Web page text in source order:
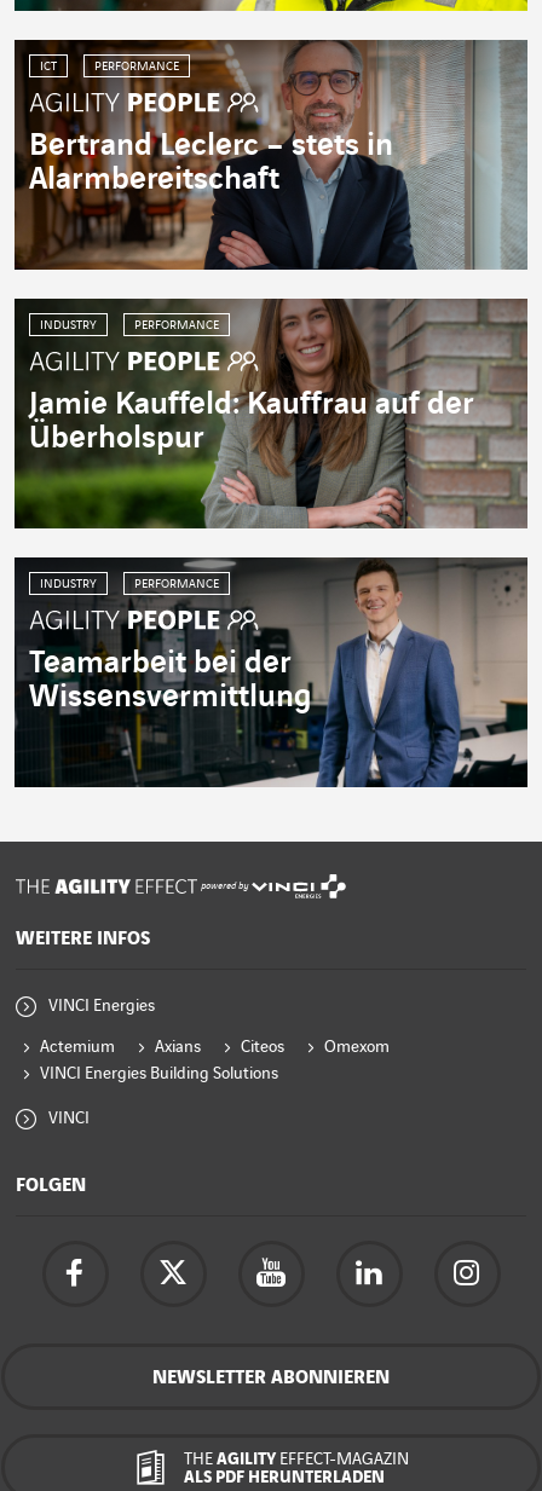
ICT PERFORMANCE
Bertrand Leclerc – stets in
Alarmbereitschaft
INDUSTRY PERFORMANCE
Jamie Kauffeld: Kauffrau auf der
Überholspur
INDUSTRY PERFORMANCE
Teamarbeit bei der
Wissensvermittlung
powered by
WEITERE INFOS
VINCI Energies
Actemium Axians Citeos
Omexom
VINCI Energies Building Solutions
VINCI
FOLGEN
NEWSLETTER ABONNIEREN
THE AGILITY EFFECT-MAGAZIN
ALS PDF HERUNTERLADEN